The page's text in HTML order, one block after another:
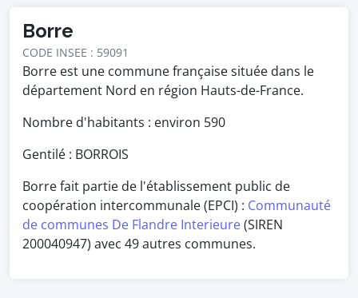
Borre
CODE INSEE : 59091
Borre est une commune française située dans le
département Nord en région Hauts-de-France.
Nombre d'habitants : environ 590
Gentilé : BORROIS
Borre fait partie de l'établissement public de
coopération intercommunale (EPCI) : Communauté
de communes De Flandre Interieure(SIREN
200040947) avec 49 autres communes.